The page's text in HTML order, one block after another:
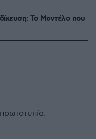
Το Mοντέλο που